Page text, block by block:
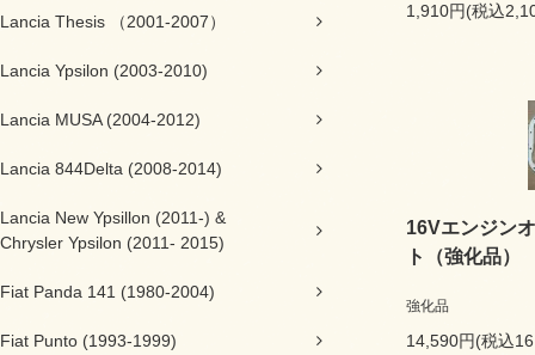
Lancia Thesis （2001-2007）
Lancia Ypsilon (2003-2010)
Lancia MUSA (2004-2012)
Lancia 844Delta (2008-2014)
Lancia New Ypsillon (2011-) &
Chrysler Ypsilon (2011- 2015)
Fiat Panda 141 (1980-2004)
Fiat Punto (1993-1999)
1,910円(税込
16Vエンジン
ト（強化品）
強化品
14,590円(税込